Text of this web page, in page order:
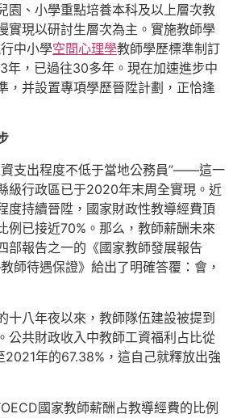
園、小學重點培養本科及以上層次教
實現以研討生層次為主。實施教師學
中小學空間心理學教師學歷標準制訂
年，已過往30多年。現在加速進步中
，并設置專項學歷晉陞計劃，正恰逢
資支出程度不低于當地公務員”——這一
級行政區已于2020年末周全實現。近
度持續晉陞，國家財政性教導經費頂
例已接近70%。那么，教師薪酬未來
部報告之一的《國家教師發展報告
待遇保證》給出了明確答覆：會，
十八年夜以來，教師隊伍建設被提到
公共財政收入中教師工資福利占比從
2021年的67.38%，這自己就釋放出強
國家教師薪酬占教導經費的比例